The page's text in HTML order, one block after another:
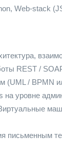
Web-stack
REST /
(UML / BPMN
уровне
письменным